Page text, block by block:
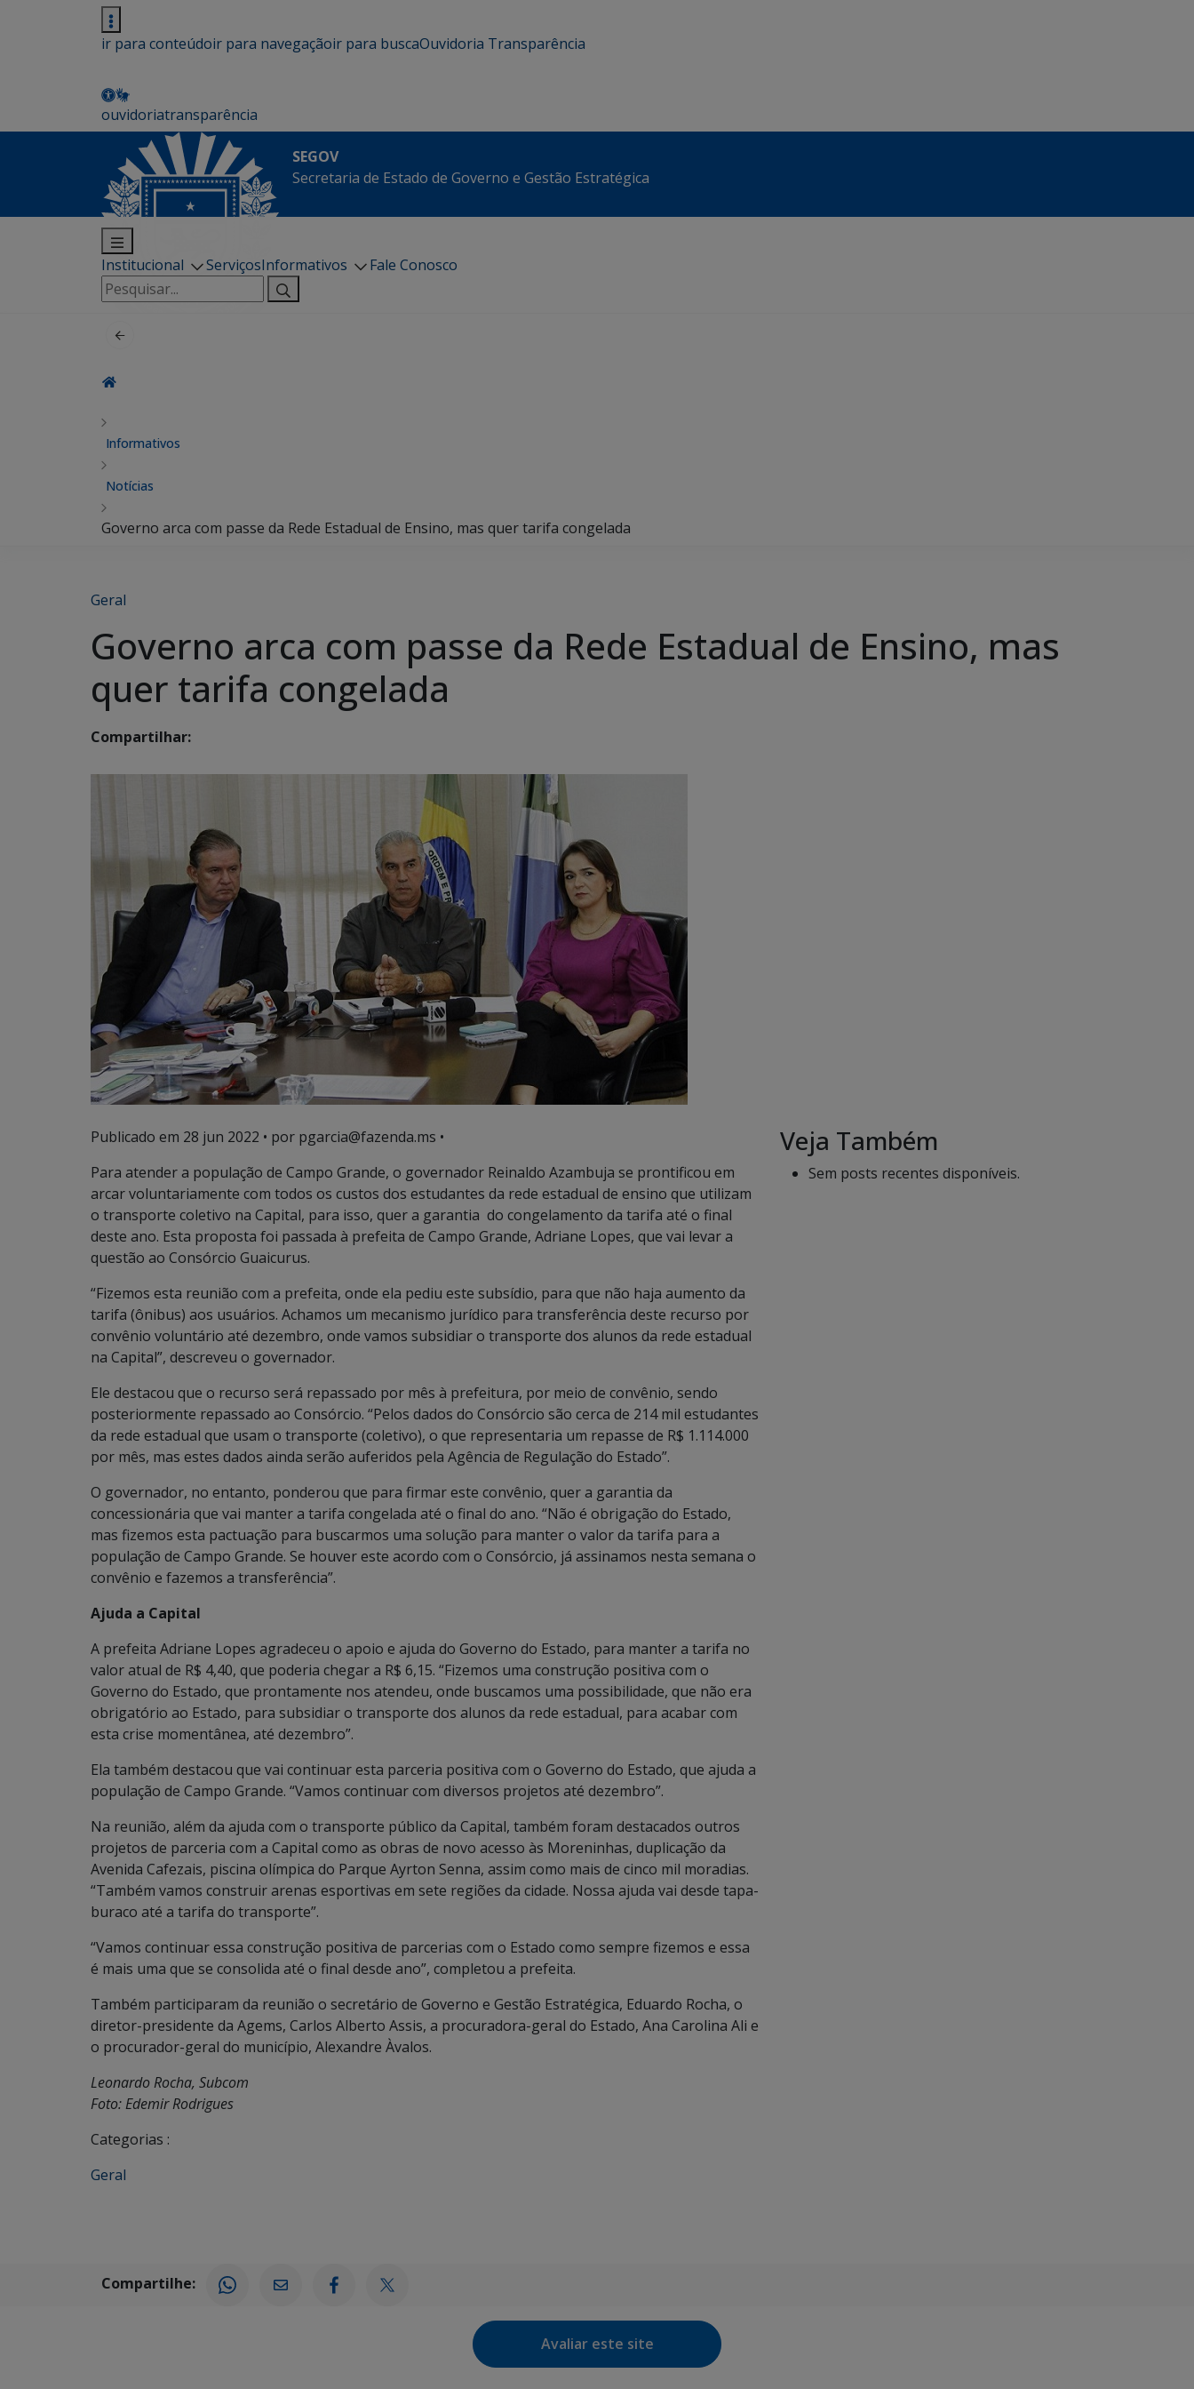
ir para conteúdoir para navegaçãoir para buscaOuvidoria Transparência
ouvidoriatransparência
SEGOV
Secretaria de Estado de Governo e Gestão Estratégica
Institucional ServiçosInformativos
Fale Conosco
Pesquisar
por:
Informativos
Notícias
Governo arca com passe da Rede Estadual de Ensino, mas quer tarifa congelada
Geral
Governo arca com passe da Rede Estadual de Ensino, mas
quer tarifa congelada
Compartilhar:
Publicado em 28 jun 2022 • por pgarcia@fazenda.ms •
Para atender a população de Campo Grande, o governador Reinaldo Azambuja se prontificou em
arcar voluntariamente com todos os custos dos estudantes da rede estadual de ensino que utilizam
o transporte coletivo na Capital, para isso, quer a garantia do congelamento da tarifa até o final
deste ano. Esta proposta foi passada à prefeita de Campo Grande, Adriane Lopes, que vai levar a
questão ao Consórcio Guaicurus.
“Fizemos esta reunião com a prefeita, onde ela pediu este subsídio, para que não haja aumento da
tarifa (ônibus) aos usuários. Achamos um mecanismo jurídico para transferência deste recurso por
convênio voluntário até dezembro, onde vamos subsidiar o transporte dos alunos da rede estadual
na Capital”, descreveu o governador.
Ele destacou que o recurso será repassado por mês à prefeitura, por meio de convênio, sendo
posteriormente repassado ao Consórcio. “Pelos dados do Consórcio são cerca de 214 mil estudantes
da rede estadual que usam o transporte (coletivo), o que representaria um repasse de R$ 1.114.000
por mês, mas estes dados ainda serão auferidos pela Agência de Regulação do Estado”.
O governador, no entanto, ponderou que para firmar este convênio, quer a garantia da
concessionária que vai manter a tarifa congelada até o final do ano. “Não é obrigação do Estado,
mas fizemos esta pactuação para buscarmos uma solução para manter o valor da tarifa para a
população de Campo Grande. Se houver este acordo com o Consórcio, já assinamos nesta semana o
convênio e fazemos a transferência”.
Ajuda a Capital
A prefeita Adriane Lopes agradeceu o apoio e ajuda do Governo do Estado, para manter a tarifa no
valor atual de R$ 4,40, que poderia chegar a R$ 6,15. “Fizemos uma construção positiva com o
Governo do Estado, que prontamente nos atendeu, onde buscamos uma possibilidade, que não era
obrigatório ao Estado, para subsidiar o transporte dos alunos da rede estadual, para acabar com
esta crise momentânea, até dezembro”.
Ela também destacou que vai continuar esta parceria positiva com o Governo do Estado, que ajuda a
população de Campo Grande. “Vamos continuar com diversos projetos até dezembro”.
Na reunião, além da ajuda com o transporte público da Capital, também foram destacados outros
projetos de parceria com a Capital como as obras de novo acesso às Moreninhas, duplicação da
Avenida Cafezais, piscina olímpica do Parque Ayrton Senna, assim como mais de cinco mil moradias.
“Também vamos construir arenas esportivas em sete regiões da cidade. Nossa ajuda vai desde tapa-
buraco até a tarifa do transporte”.
“Vamos continuar essa construção positiva de parcerias com o Estado como sempre fizemos e essa
é mais uma que se consolida até o final desde ano”, completou a prefeita.
Também participaram da reunião o secretário de Governo e Gestão Estratégica, Eduardo Rocha, o
diretor-presidente da Agems, Carlos Alberto Assis, a procuradora-geral do Estado, Ana Carolina Ali e
o procurador-geral do município, Alexandre Àvalos.
Leonardo Rocha, Subcom
Foto: Edemir Rodrigues
Categorias :
Geral
Veja Também
Sem posts recentes disponíveis.
Compartilhe:
Avaliar este site